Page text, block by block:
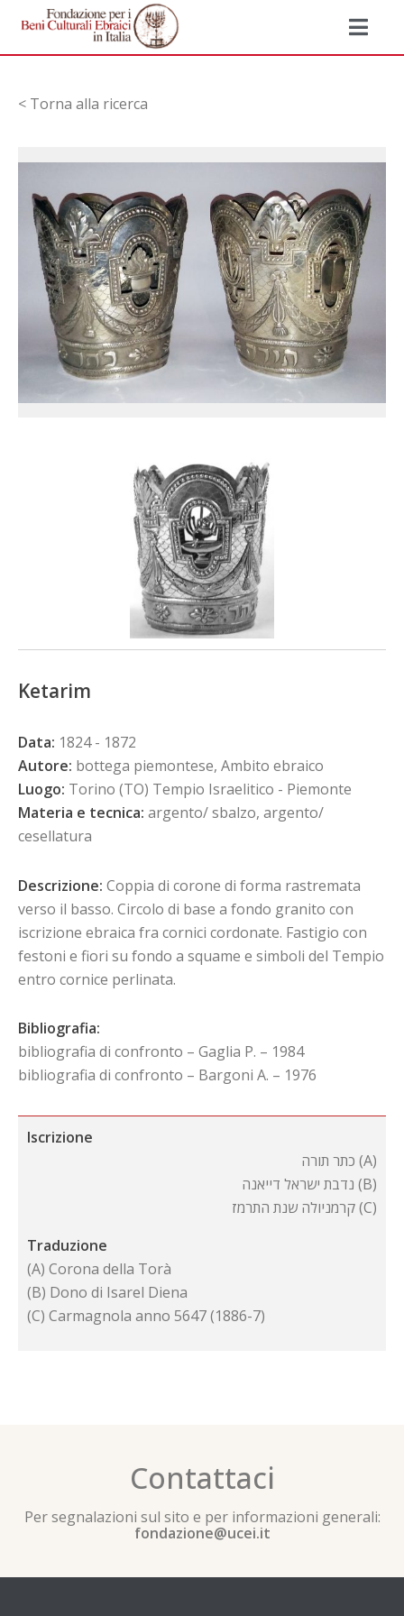
< Torna alla ricerca
Ketarim
Data: 1824 - 1872
Autore: bottega piemontese, Ambito ebraico
Luogo: Torino (TO) Tempio Israelitico - Piemonte
Materia e tecnica: argento/ sbalzo, argento/
cesellatura
Descrizione: Coppia di corone di forma rastremata
verso il basso. Circolo di base a fondo granito con
iscrizione ebraica fra cornici cordonate. Fastigio con
festoni e fiori su fondo a squame e simboli del Tempio
entro cornice perlinata.
Bibliografia:
bibliografia di confronto – Gaglia P. – 1984
bibliografia di confronto – Bargoni A. – 1976
Iscrizione
כתר תורה (A)
נדבת ישראל דייאנה (B)
קרמניולה שנת התרמז (C)
Traduzione
(A) Corona della Torà
(B) Dono di Isarel Diena
(C) Carmagnola anno 5647 (1886-7)
Contattaci
Per segnalazioni sul sito e per informazioni generali:
fondazione@ucei.it